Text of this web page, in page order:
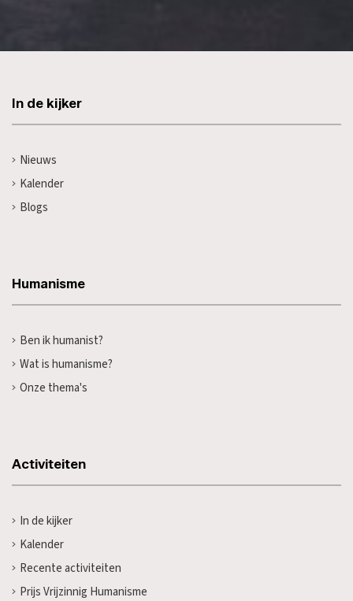
In de kijker
Nieuws
Kalender
Blogs
Humanisme
Ben ik humanist?
Wat is humanisme?
Onze thema's
Activiteiten
In de kijker
Kalender
Recente activiteiten
Prijs Vrijzinnig Humanisme